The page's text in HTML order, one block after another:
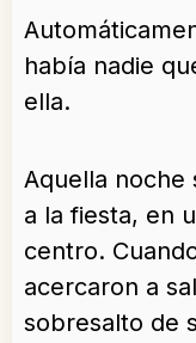
había nadie
ella.
Aquella noche
a la fiesta, en
centro.
acercaron a
sobresalto de